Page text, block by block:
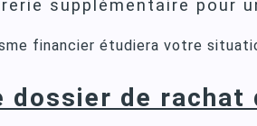
supplémentaire pour
financier étudiera votre
de rachat